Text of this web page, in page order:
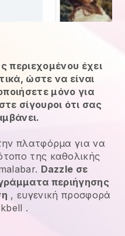
περιεχομένου έχει
ώστε να είναι
μόνο για
σίγουροι ότι σας
πλατφόρμα για να
της καθολικής
Dazzle σε
περιήγησης
, ευγενική προσφορά
.